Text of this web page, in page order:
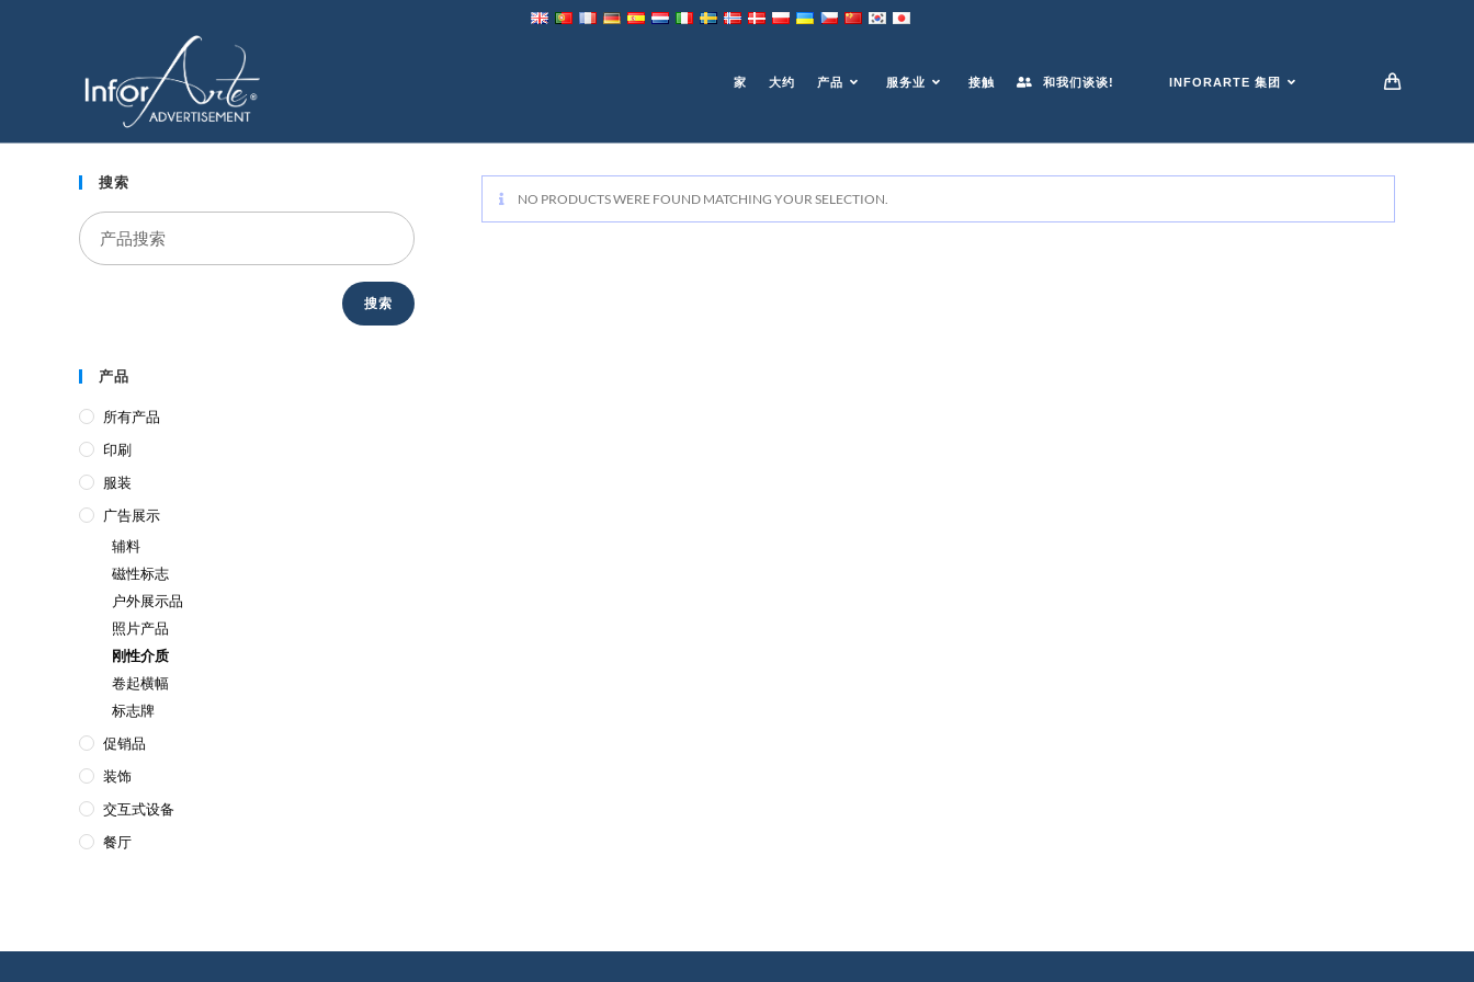
家 大约 产品 服务业 接触 和我们谈谈! INFORARTE 集团
刚性介质
NO PRODUCTS WERE FOUND MATCHING YOUR SELECTION.
搜索
搜索
产品
所有产品
印刷
服装
广告展示
辅料
磁性标志
户外展示品
照片产品
刚性介质
卷起横幅
标志牌
促销品
装饰
交互式设备
餐厅